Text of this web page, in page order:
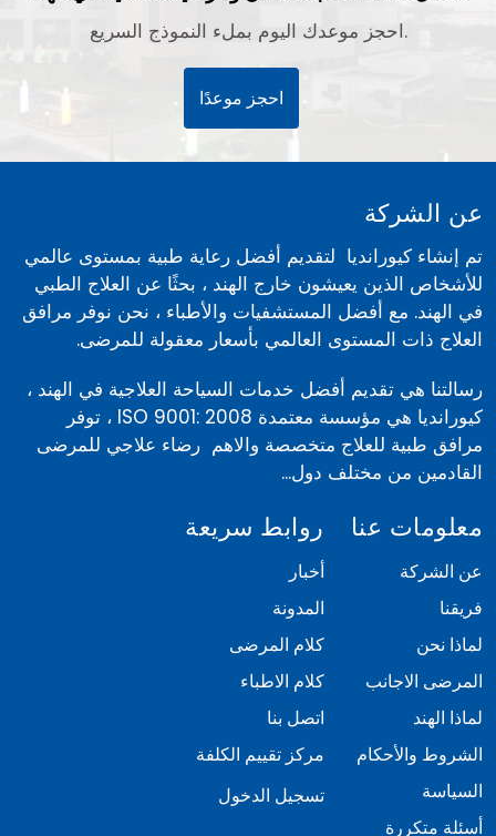
احجز موعدك اليوم بملء النموذج السريع.
احجز موعدًا
عن الشركة
تم إنشاء كيورانديا لتقديم أفضل رعاية طبية بمستوى عالمي
للأشخاص الذين يعيشون خارج الهند ، بحثًا عن العلاج الطبي
في الهند. مع أفضل المستشفيات والأطباء ، نحن نوفر مرافق
العلاج ذات المستوى العالمي بأسعار معقولة للمرضى.
رسالتنا هي تقديم أفضل خدمات السياحة العلاجية في الهند ،
كيورانديا هي مؤسسة معتمدة ISO 9001: 2008 ، توفر
مرافق طبية للعلاج متخصصة والاهم رضاء علاجي للمرضى
القادمين من مختلف دول...
معلومات عنا
عن الشركة
فريقنا
لماذا نحن
المرضى الاجانب
لماذا الهند
الشروط والأحكام
السياسة
أسئلة متكررة
روابط سريعة
أخبار
المدونة
كلام المرضى
كلام الاطباء
اتصل بنا
مركز تقييم الكلفة
تسجيل الدخول